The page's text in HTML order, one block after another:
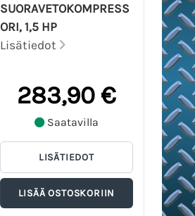
SUORAVETOKOMPRESS
ORI, 1,5 HP
Lisätiedot
283,90 €
Saatavilla